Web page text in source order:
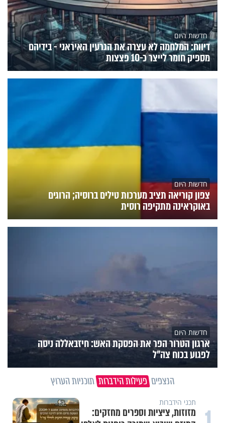
חדשות היום
דיווח: המלחמה לא עצרה את הגרעין האיראני - בידיהם
מספיק חומר לייצר כ-10 פצצות
חדשות היום
צפון קוריאה תציב מערכות טילים ברוסיה; הרוגים
באוקראינה מתקיפה רוסית
חדשות היום
ארגון הטרור הפר את הפסקת האש: חיזבאללה ניסה
לפגוע בכוח צה"ל
הנצפים פעילות הידברות תוכניות הערוץ
תכני הידברות
מזוזות, ציציות וספרים מחזקים: